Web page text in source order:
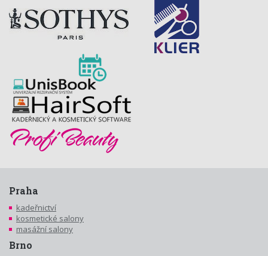
Praha
kadeřnictví
kosmetické salony
masážní salony
Brno